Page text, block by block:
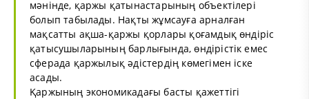
мәнiнде, қаржы қатынастарының объектiлерi
болып табылады. Нақты жұмсауға арналған
мақсатты ақша-қаржы қорлары қоғамдық өндiрiс
қатысушыларының барлығында, өндiрiстiк емес
сферада қаржылық әдiстердiң көмегiмен iске
асады.
Қаржының экономикадағы басты қажеттiгi